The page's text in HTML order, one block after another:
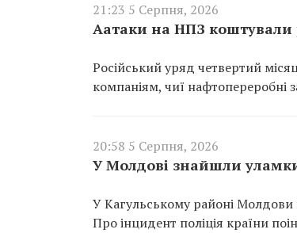
21:23 5 Серпня, 2026
Аатаки на НПЗ коштували
Російський уряд четвертий
компаніям, чиї нафтопереробні
20:58 5 Серпня, 2026
У Молдові знайшли
У Кагульському районі Молдови
Про інцидент поліція країни